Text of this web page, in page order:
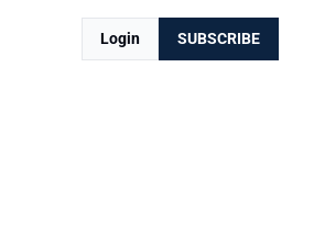
Login SUBSCRIBE